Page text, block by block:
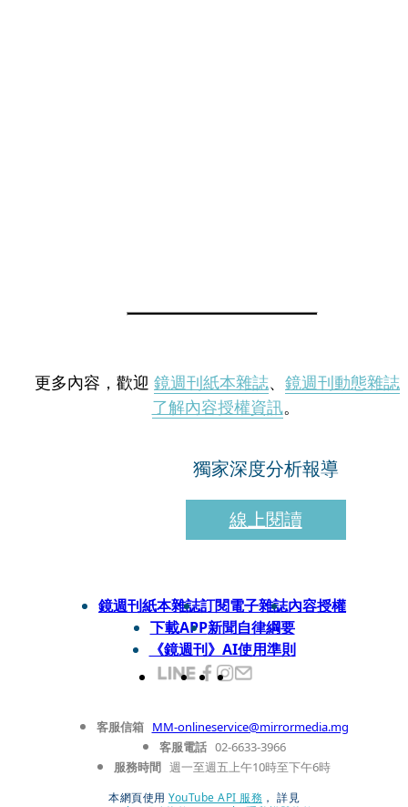
更多內容，歡迎 鏡週刊紙本雜誌、 鏡週刊動態雜誌
了解內容授權資訊。
獨家深度分析報導
線上閱讀
鏡週刊紙本雜誌訂閱電子雜誌內容授權
下載APP新聞自律綱要
《鏡週刊》AI使用準則
客服信箱 MM-onlineservice@mirrormedia.mg
客服電話 02-6633-3966
服務時間 週一至週五上午10時至下午6時
本網頁使用 YouTube API 服務 ， 詳見